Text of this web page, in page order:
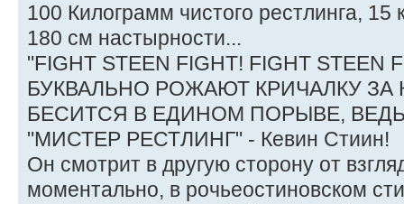
100 Килограмм чистого рестлинга, 15
180 см настырности...
"FIGHT STEEN FIGHT! FIGHT
БУКВАЛЬНО РОЖАЮТ КРИЧАЛКУ ЗА
БЕСИТСЯ В ЕДИНОМ ПОРЫВЕ,
"МИСТЕР РЕСТЛИНГ" - Кевин Стиин!
Он смотрит в другую сторону от
моментально, в рочьеостиновском